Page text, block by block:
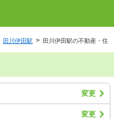
田川伊田駅 田川伊田駅の不動産・住
変更
変更